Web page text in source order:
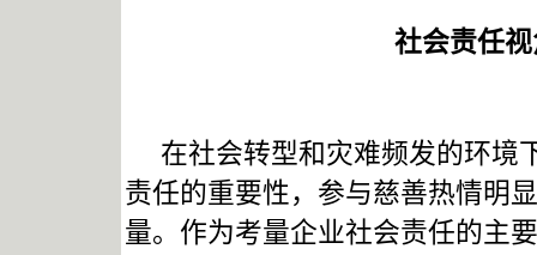
社会责任
在社会转型和灾难频发的环境
责任的重要性，参与慈善热情明
量。作为考量企业社会责任的主